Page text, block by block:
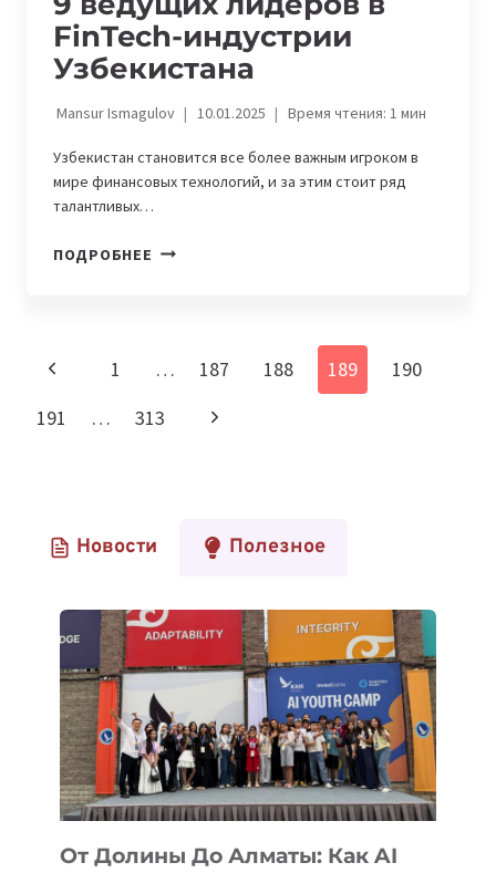
FinTech-индустрии
Узбекистана
Mansur Ismagulov 10.01.2025 Время чтения: 1мин
Узбекистан становится все более важным игроком в
мире финансовых технологий, и за этим стоит ряд
талантливых…
ПОДРОБНЕЕ 9
ИНДУСТРИИ
Навигация
по
Предыдущая
страница
1 … 187 188 189
190
191
… 313
Следующая
Новости Полезное
От Долины До Алматы: Как AI